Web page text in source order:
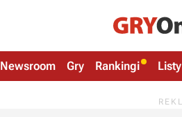
Newsroom Gry Rankingi Listy